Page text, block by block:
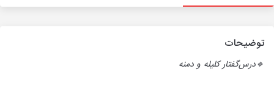
توضیحات
🔹درس‌‌گفتار کلیله و دمنه